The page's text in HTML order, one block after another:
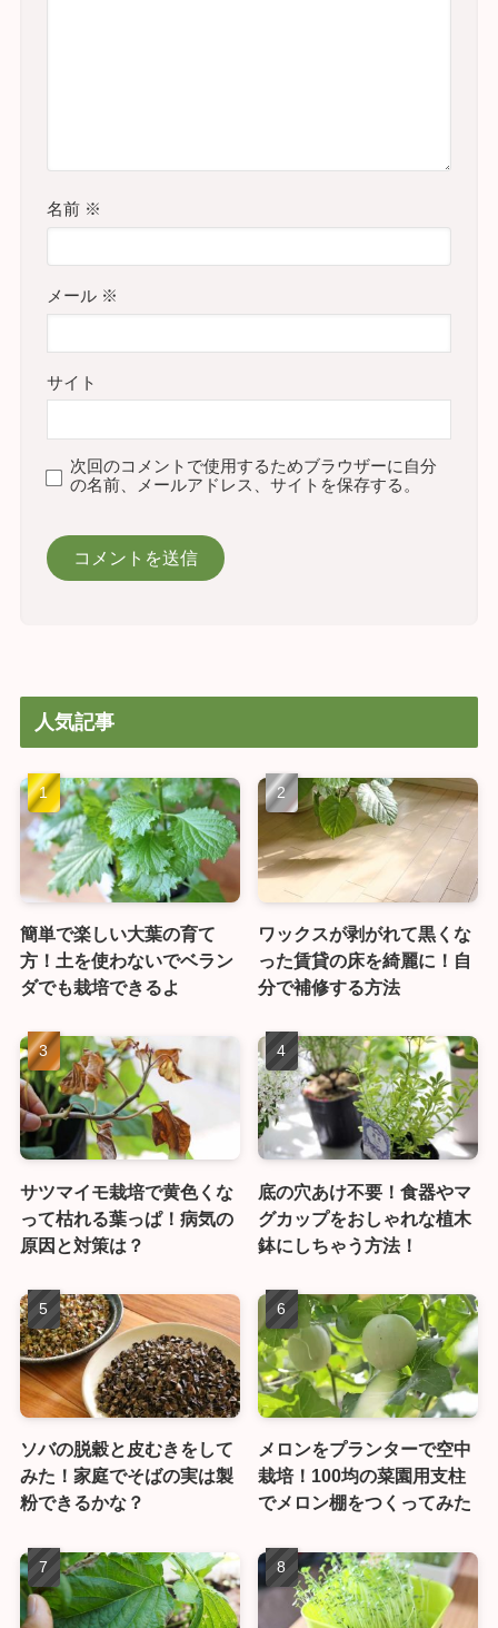
名前 ※
メール ※
サイト
次回のコメントで使用するためブラウザーに自分
の名前、メールアドレス、サイトを保存する。
人気記事
簡単で楽しい大葉の育て
方！土を使わないでベラン
ダでも栽培できるよ
ワックスが剥がれて黒くな
った賃貸の床を綺麗に！自
分で補修する方法
サツマイモ栽培で黄色くな
って枯れる葉っぱ！病気の
原因と対策は？
底の穴あけ不要！食器やマ
グカップをおしゃれな植木
鉢にしちゃう方法！
ソバの脱穀と皮むきをして
みた！家庭でそばの実は製
粉できるかな？
メロンをプランターで空中
栽培！100均の菜園用支柱
でメロン棚をつくってみた